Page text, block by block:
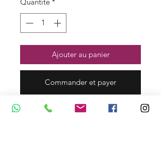
Ajouter au panier
Commander et payer